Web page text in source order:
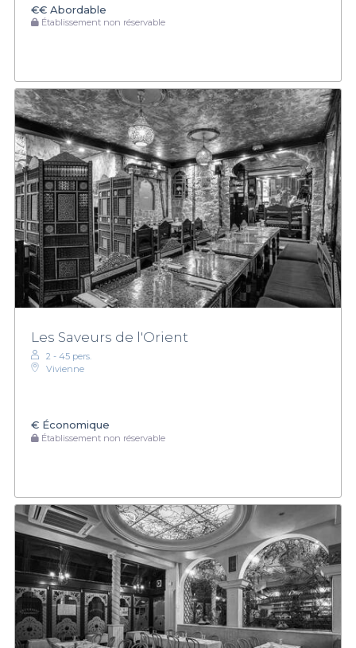
€€ Abordable
Établissement non réservable
Les Saveurs de l'Orient
2 - 45 pers.
Vivienne
€ Économique
Établissement non réservable